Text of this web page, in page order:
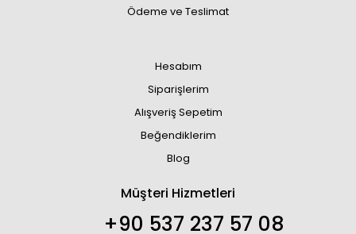
Ödeme ve Teslimat
Hesabım
Siparişlerim
Alışveriş Sepetim
Beğendiklerim
Blog
Müşteri Hizmetleri
+90 537 237 57 08